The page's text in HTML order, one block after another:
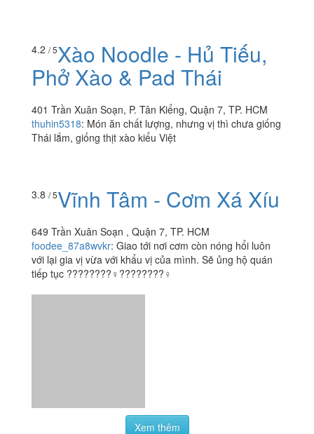
4.2 / 5Xào Noodle - Hủ Tiếu,
Phở Xào & Pad Thái
401 Trần Xuân Soạn, P. Tân Kiểng, Quận 7, TP. HCM
thuhin5318: Món ăn chất lượng, nhưng vị thì chưa giống
Thái lắm, giống thịt xào kiểu Việt
3.8 / 5Vĩnh Tâm - Cơm Xá Xíu
649 Trần Xuân Soạn , Quận 7, TP. HCM
foodee_87a8wvkr: Giao tới nơi cơm còn nóng hổi luôn
với lại gia vị vừa với khẩu vị của mình. Sẽ ủng hộ quán
tiếp tục ????????‍♀️????????‍♀️
Xem thêm